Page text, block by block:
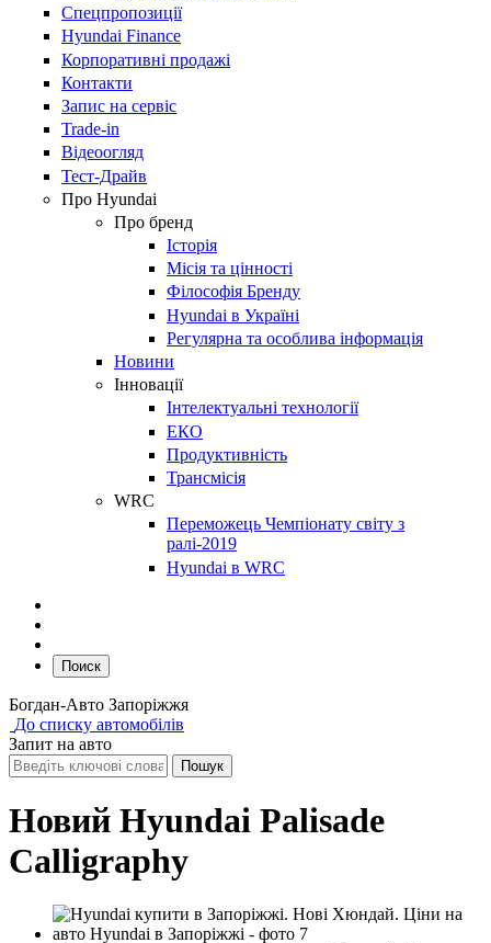
Спецпропозиції
Hyundai Finance
Корпоративні продажі
Контакти
Запис на сервіс
Trade-in
Відеоогляд
Тест-Драйв
Про Hyundai
Про бренд
Історія
Місія та цінності
Філософія Бренду
Hyundai в Україні
Регулярна та особлива інформація
Новини
Інновації
Інтелектуальні технології
ЕКО
Продуктивність
Трансмісія
WRC
Переможець Чемпіонату світу з
ралі-2019
Hyundai в WRC
Поиск
Богдан-Авто Запоріжжя
До списку автомобілів
Запит на авто
Новий Hyundai Palisade
Calligraphy